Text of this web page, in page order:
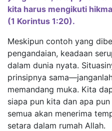
kita harus mengikuti
(1 Korintus 1:20).
Meskipun contoh yang
pengandaian, keadaan
dalam dunia nyata.
prinsipnya
memandang muka. Kita
siapa pun kita dan apa
semua akan menerima
setara dalam rumah Allah.